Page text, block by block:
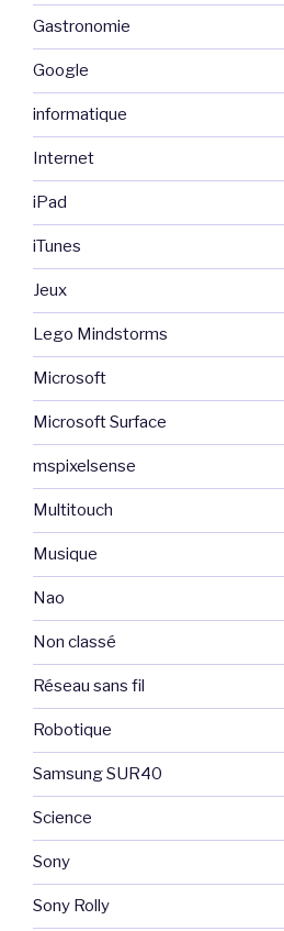
Gastronomie
Google
informatique
Internet
iPad
iTunes
Jeux
Lego Mindstorms
Microsoft
Microsoft Surface
mspixelsense
Multitouch
Musique
Nao
Non classé
Réseau sans fil
Robotique
Samsung SUR40
Science
Sony
Sony Rolly